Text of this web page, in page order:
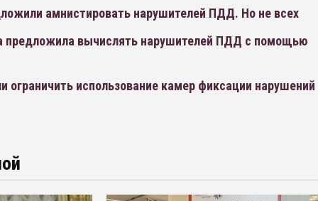
амнистировать нарушителей ПДД. Но не всех
предложила вычислять нарушителей ПДД с помощью
ограничить использование камер фиксации нарушений